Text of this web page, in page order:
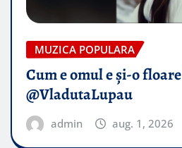
MUZICA POPULARA
Cum e omul e și-o floare
@VladutaLupau
admin aug. 1, 2026